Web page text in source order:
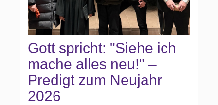
Gott spricht: "Siehe ich
mache alles neu!" –
Predigt zum Neujahr
2026